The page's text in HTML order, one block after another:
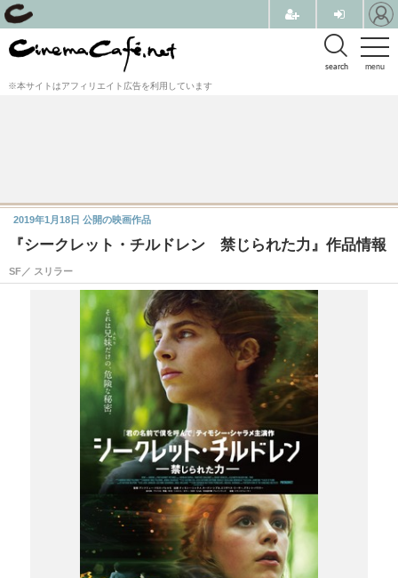
menu
search
※本サイトはアフィリエイト広告を利用しています
『シークレット・チルドレン 禁じられた力』作品情報
SF／ スリラー
2019年1月18日 公開の映画作品